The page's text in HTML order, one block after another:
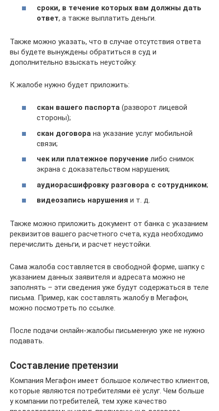
сроки, в течение которых вам должны дать
ответ, а также выплатить деньги.
Также можно указать, что в случае отсутствия ответа
вы будете вынуждены обратиться в суд и
дополнительно взыскать неустойку.
К жалобе нужно будет приложить:
скан вашего паспорта (разворот лицевой
стороны);
скан договора на указание услуг мобильной
связи;
чек или платежное поручение либо снимок
экрана с доказательством нарушения;
аудиорасшифровку разговора с сотрудником;
видеозапись нарушения и т. д.
Также можно приложить документ от банка с указанием
реквизитов вашего расчетного счета, куда необходимо
перечислить деньги, и расчет неустойки.
Сама жалоба составляется в свободной форме, шапку с
указанием данных заявителя и адресата можно не
заполнять – эти сведения уже будут содержаться в теле
письма. Пример, как составлять жалобу в Мегафон,
можно посмотреть по ссылке.
После подачи онлайн-жалобы письменную уже не нужно
подавать.
Составление претензии
Компания Мегафон имеет большое количество клиентов,
которые являются потребителями её услуг. Чем больше
у компании потребителей, тем хуже качество